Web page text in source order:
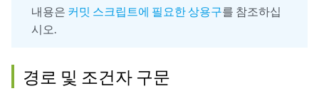
내용은 커밋 스크립트에 필요한 상용구를 참조하십
시오.
경로 및 조건자 구문